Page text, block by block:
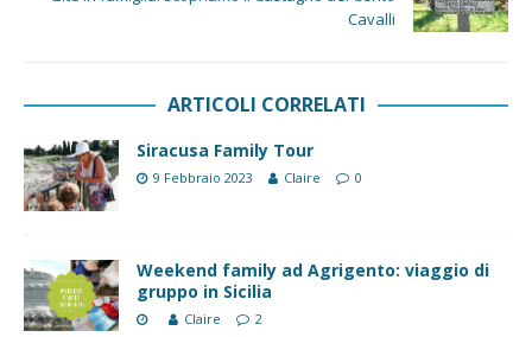
Cavalli
ARTICOLI CORRELATI
Siracusa Family Tour
9 Febbraio 2023 Claire 0
Weekend family ad Agrigento: viaggio di
gruppo in Sicilia
Claire 2